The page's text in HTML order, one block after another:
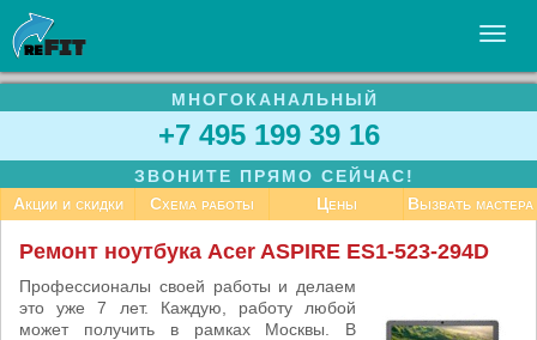
УСЛУГИ
БИЗНЕСУ
СТАТЬИ
КОНТАКТЫ
МНОГОКАНАЛЬНЫЙ
+7 495 199 39 16
ЗВОНИТЕ ПРЯМО СЕЙЧАС!
Акции и скидки
Схема работы Цены Вызвать мастера
Ремонт ноутбука Acer ASPIRE ES1-523-294D
Профессионалы своей работы и делаем
это уже 7 лет. Каждую, работу любой
может получить в рамках Москвы. В